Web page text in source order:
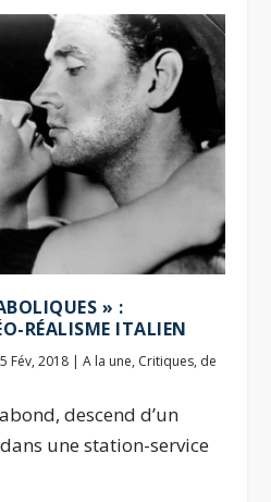
» :
RÉALISME ITALIEN
Fév, 2018 |A la une, Critiques, de
descend d’un
une station-service